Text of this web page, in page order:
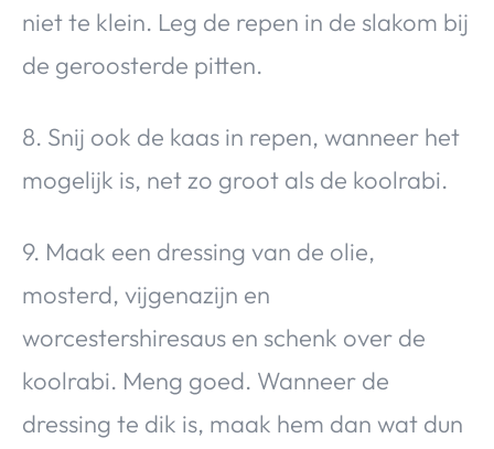
niet te klein. Leg de repen in de slakom bij
de geroosterde pitten.
8. Snij ook de kaas in repen, wanneer het
mogelijk is, net zo groot als de koolrabi.
9. Maak een dressing van de olie,
mosterd, vijgenazijn en
worcestershiresaus en schenk over de
koolrabi. Meng goed. Wanneer de
dressing te dik is, maak hem dan wat dun